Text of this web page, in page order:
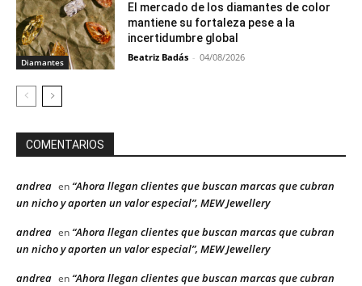
Diamantes
El mercado de los diamantes de color
mantiene su fortaleza pese a la
incertidumbre global
Beatriz Badás - 04/08/2026
COMENTARIOS
andrea en “Ahora llegan clientes que buscan marcas que cubran
un nicho y aporten un valor especial”, MEW Jewellery
andrea en “Ahora llegan clientes que buscan marcas que cubran
un nicho y aporten un valor especial”, MEW Jewellery
andrea en “Ahora llegan clientes que buscan marcas que cubran